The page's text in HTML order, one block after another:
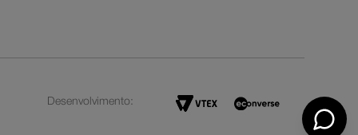
Desenvolvimento: